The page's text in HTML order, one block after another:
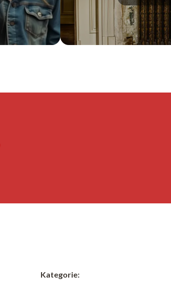
Kategorie: